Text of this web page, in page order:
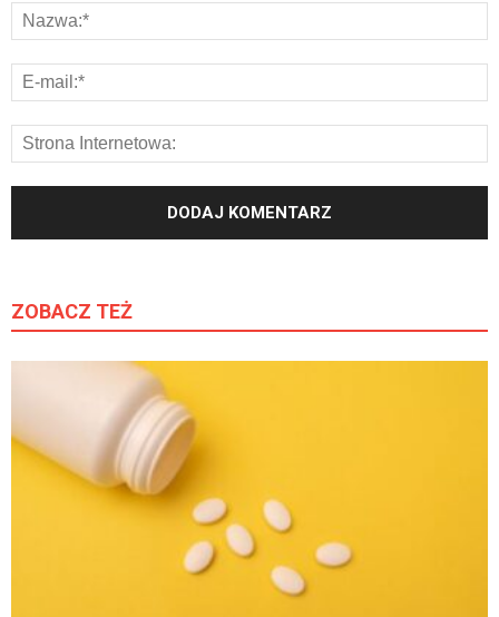
ZOBACZ TEŻ